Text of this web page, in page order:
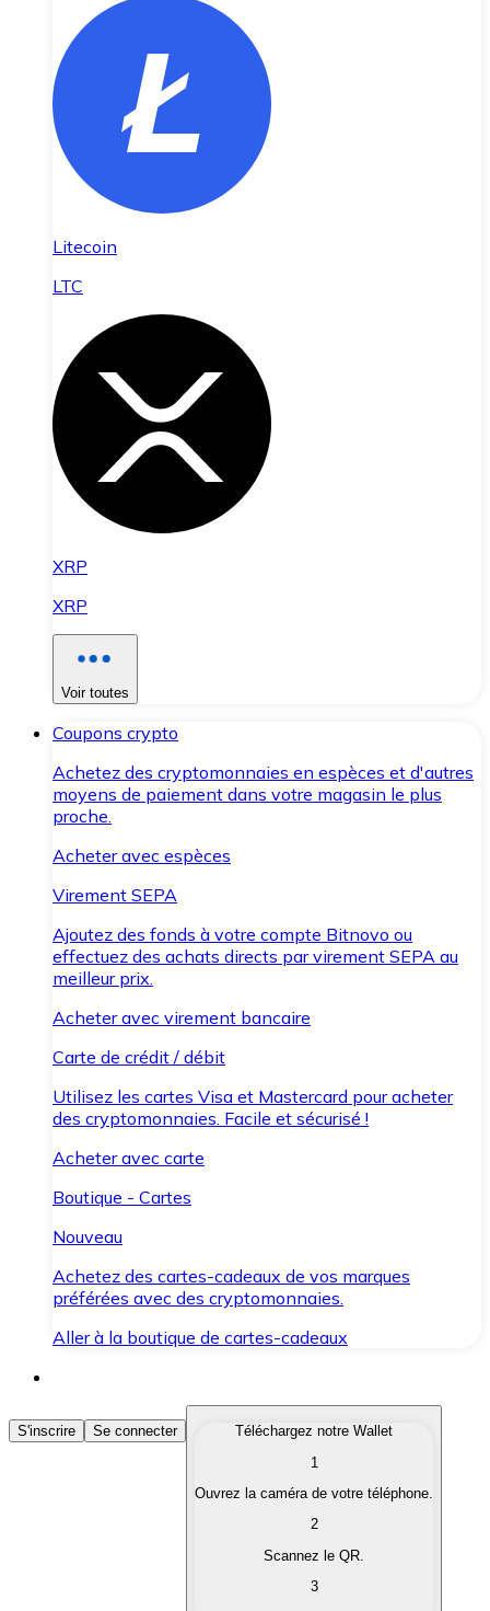
Litecoin
LTC
XRP
XRP
Voir toutes
Coupons crypto
Achetez des cryptomonnaies en espèces et d'autres
moyens de paiement dans votre magasin le plus
proche.
Acheter avec espèces
Virement SEPA
Ajoutez des fonds à votre compte Bitnovo ou
effectuez des achats directs par virement SEPA au
meilleur prix.
Acheter avec virement bancaire
Carte de crédit / débit
Utilisez les cartes Visa et Mastercard pour acheter
des cryptomonnaies. Facile et sécurisé !
Acheter avec carte
Boutique - Cartes
Nouveau
Achetez des cartes-cadeaux de vos marques
préférées avec des cryptomonnaies.
Aller à la boutique de cartes-cadeaux
Acheter des Cryptomonnaies
Achetez les cryptomonnaies qui vous intéressent
Convertissez vos cryptomonnaies en monnaie
S'inscrire Se connecter
Téléchargez notre Wallet
1
Ouvrez la caméra de votre téléphone.
2
Scannez le QR.
3